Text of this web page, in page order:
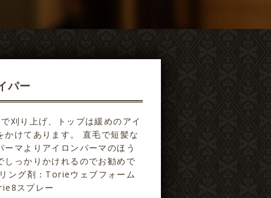
パー
刈り上げ、トップは緩めのアイ
かけてあります。 直毛で短髪な
ーマよりアイロンパーマのほう
しっかりかけれるのでお勧めで
ング剤：Torieウェブフォーム
スプレー